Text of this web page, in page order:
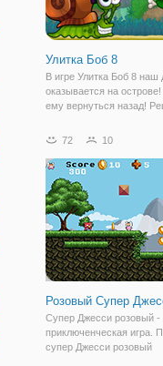
Улитка Боб 8
В игре Улитка Боб 8 наш
оказывается на
ему вернуться назад!
проведите Боба к
72 10
Розовый Супер
Супер Джесси розовый -
приключенческая игра.
супер Джесси розовый